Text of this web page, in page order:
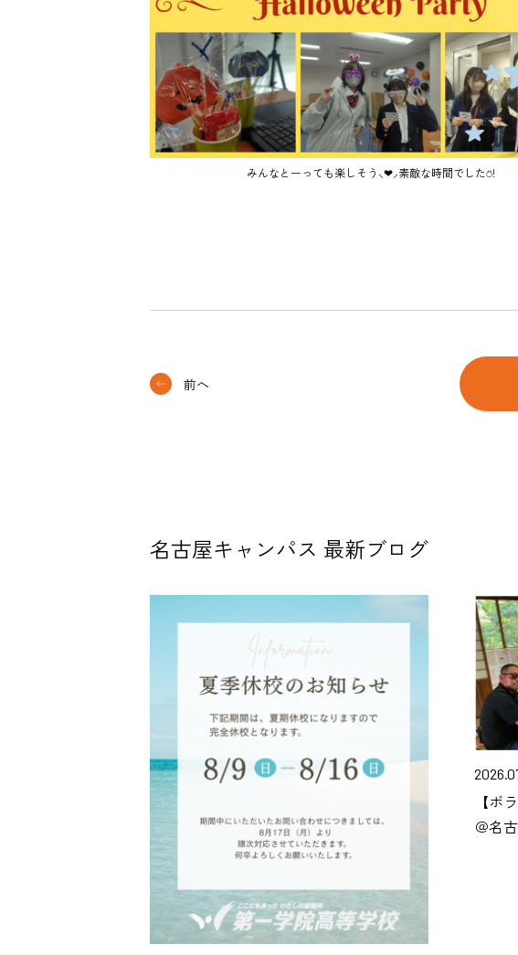
みんなとーっても楽しそう⸜❤︎⸝素敵な時間でした⍥!
前へ
名古屋キャンパス 最新ブログ
【ボ
＠名